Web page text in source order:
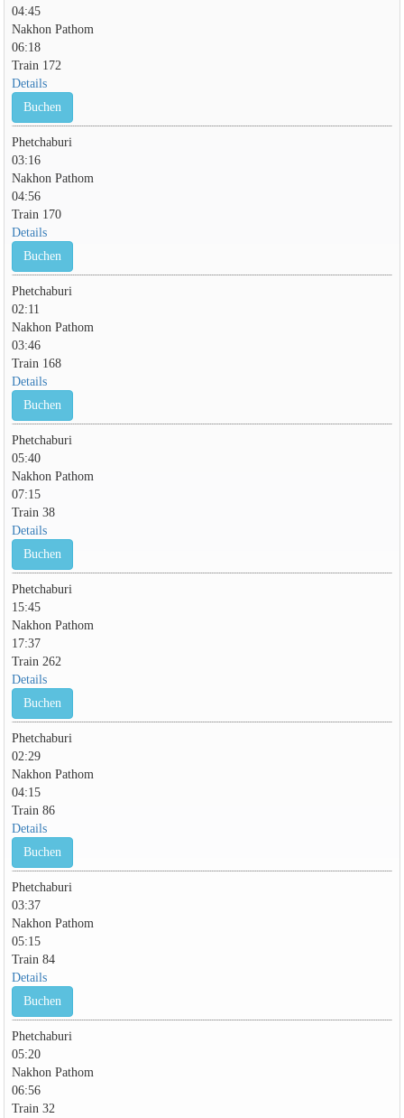
04:45
Nakhon Pathom
06:18
Train 172
Details
Buchen
Phetchaburi
03:16
Nakhon Pathom
04:56
Train 170
Details
Buchen
Phetchaburi
02:11
Nakhon Pathom
03:46
Train 168
Details
Buchen
Phetchaburi
05:40
Nakhon Pathom
07:15
Train 38
Details
Buchen
Phetchaburi
15:45
Nakhon Pathom
17:37
Train 262
Details
Buchen
Phetchaburi
02:29
Nakhon Pathom
04:15
Train 86
Details
Buchen
Phetchaburi
03:37
Nakhon Pathom
05:15
Train 84
Details
Buchen
Phetchaburi
05:20
Nakhon Pathom
06:56
Train 32